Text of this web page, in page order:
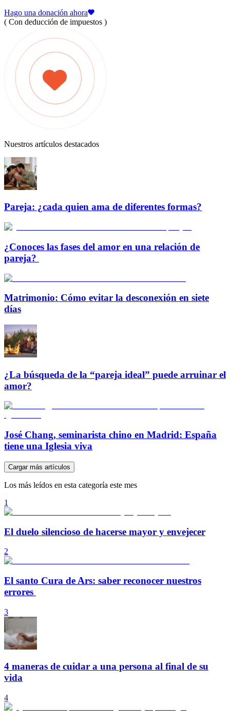
Hago una donación ahora
( Con deducción de impuestos )
Nuestros artículos destacados
Pareja: ¿cada quien ama de diferentes formas?
¿Conoces las fases del amor en una relación de
pareja?
Matrimonio: Cómo evitar la desconexión en siete
días
¿La búsqueda de la “pareja ideal” puede arruinar el
amor?
José Chang, seminarista chino en Madrid: España
tiene una Iglesia viva
Cargar más artículos
Los más leídos en esta categoría este mes
1
El duelo silencioso de hacerse mayor y envejecer
2
El santo Cura de Ars: saber reconocer nuestros
errores
3
4 maneras de cuidar a una persona al final de su
vida
4